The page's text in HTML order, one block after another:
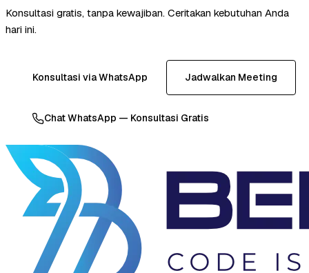
Konsultasi gratis, tanpa kewajiban. Ceritakan kebutuhan Anda
hari ini.
Konsultasi via WhatsApp Jadwalkan Meeting
Chat WhatsApp — Konsultasi Gratis